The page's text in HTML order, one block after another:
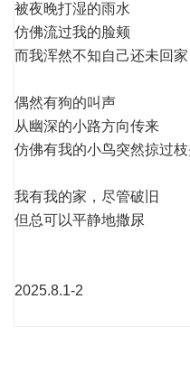
被夜晚打湿的雨水
仿佛流过我的脸颊
而我浑然不知自己还未回家
偶然有狗的叫声
从幽深的小路方向传来
仿佛有我的小鸟突然掠过
我有我的家，尽管破旧
但总可以平静地撒尿
2025.8.1-2